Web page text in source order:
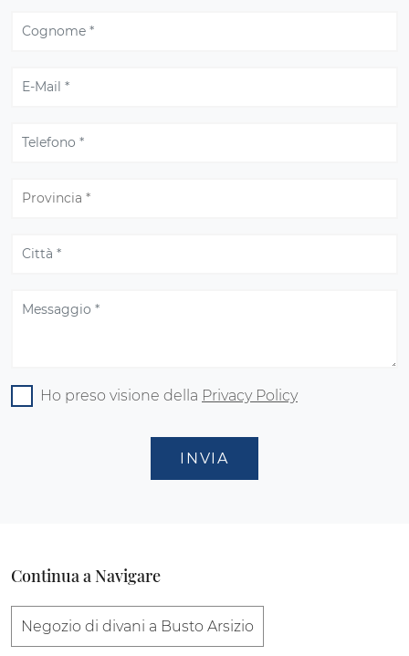
Ho preso visione della Privacy Policy
INVIA
Continua a Navigare
Negozio di divani a Busto Arsizio